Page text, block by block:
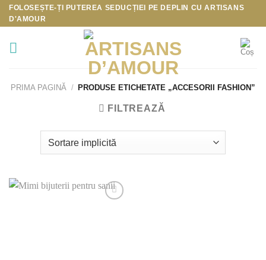
SkipFOLOSEȘTE-ȚI PUTEREA SEDUCȚIEI PE DEPLIN CUARTISANS
D'AMOUR
PRIMA PAGINĂ / PRODUSE ETICHETATE „ACCESORII FASHION”
FILTREAZĂ